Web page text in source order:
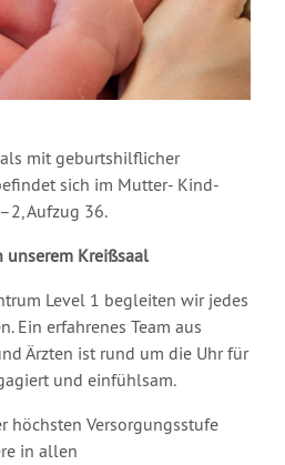
mit geburtshilflicher
sich im Mutter- Kind-
Aufzug 36.
Kreißsaal
Level 1 begleiten wir jedes
Ein erfahrenes Team aus
Ärzten ist rund um die Uhr für
und einfühlsam.
höchsten Versorgungsstufe
in allen